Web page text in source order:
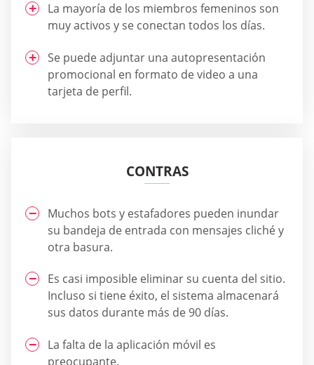
La mayoría de los miembros femeninos son
muy activos y se conectan todos los días.
Se puede adjuntar una autopresentación
promocional en formato de video a una
tarjeta de perfil.
CONTRAS
Muchos bots y estafadores pueden inundar
su bandeja de entrada con mensajes cliché y
otra basura.
Es casi imposible eliminar su cuenta del sitio.
Incluso si tiene éxito, el sistema almacenará
sus datos durante más de 90 días.
La falta de la aplicación móvil es
preocupante.